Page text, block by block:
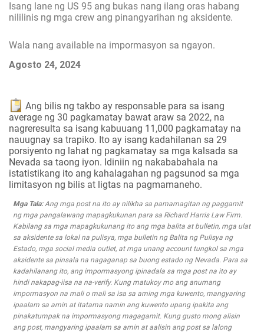
Isang lane ng US 95 ang bukas nang ilang oras habang
nililinis ng mga crew ang pinangyarihan ng aksidente.
Wala nang available na impormasyon sa ngayon.
Agosto 24, 2024
Ang bilis ng takbo ay responsable para sa isang
average ng 30 pagkamatay bawat araw sa 2022, na
nagreresulta sa isang kabuuang 11,000 pagkamatay na
nauugnay sa trapiko. Ito ay isang kadahilanan sa 29
porsiyento ng lahat ng pagkamatay sa mga kalsada sa
Nevada sa taong iyon. Idiniin ng nakababahala na
istatistikang ito ang kahalagahan ng pagsunod sa mga
limitasyon ng bilis at ligtas na pagmamaneho.
Mga Tala:Ang mga post na ito ay nilikha sa pamamagitan ng paggamit
ng mga pangalawang mapagkukunan para sa Richard Harris Law Firm.
Kabilang sa mga mapagkukunang ito ang mga balita at bulletin, mga ulat
sa aksidente sa lokal na pulisya, mga bulletin ng Balita ng Pulisya ng
Estado, mga social media outlet, at mga unang account tungkol sa mga
aksidente sa pinsala na nagaganap sa buong estado ng Nevada. Para sa
kadahilanang ito, ang impormasyong ipinadala sa mga post na ito ay
hindi nakapag-iisa na na-verify. Kung matukoy mo ang anumang
impormasyon na mali o mali sa isa sa aming mga kuwento, mangyaring
ipaalam sa amin at itatama namin ang kuwento upang ipakita ang
pinakatumpak na impormasyong magagamit. Kung gusto mong alisin
ang post, mangyaring ipaalam sa amin at aalisin ang post sa lalong